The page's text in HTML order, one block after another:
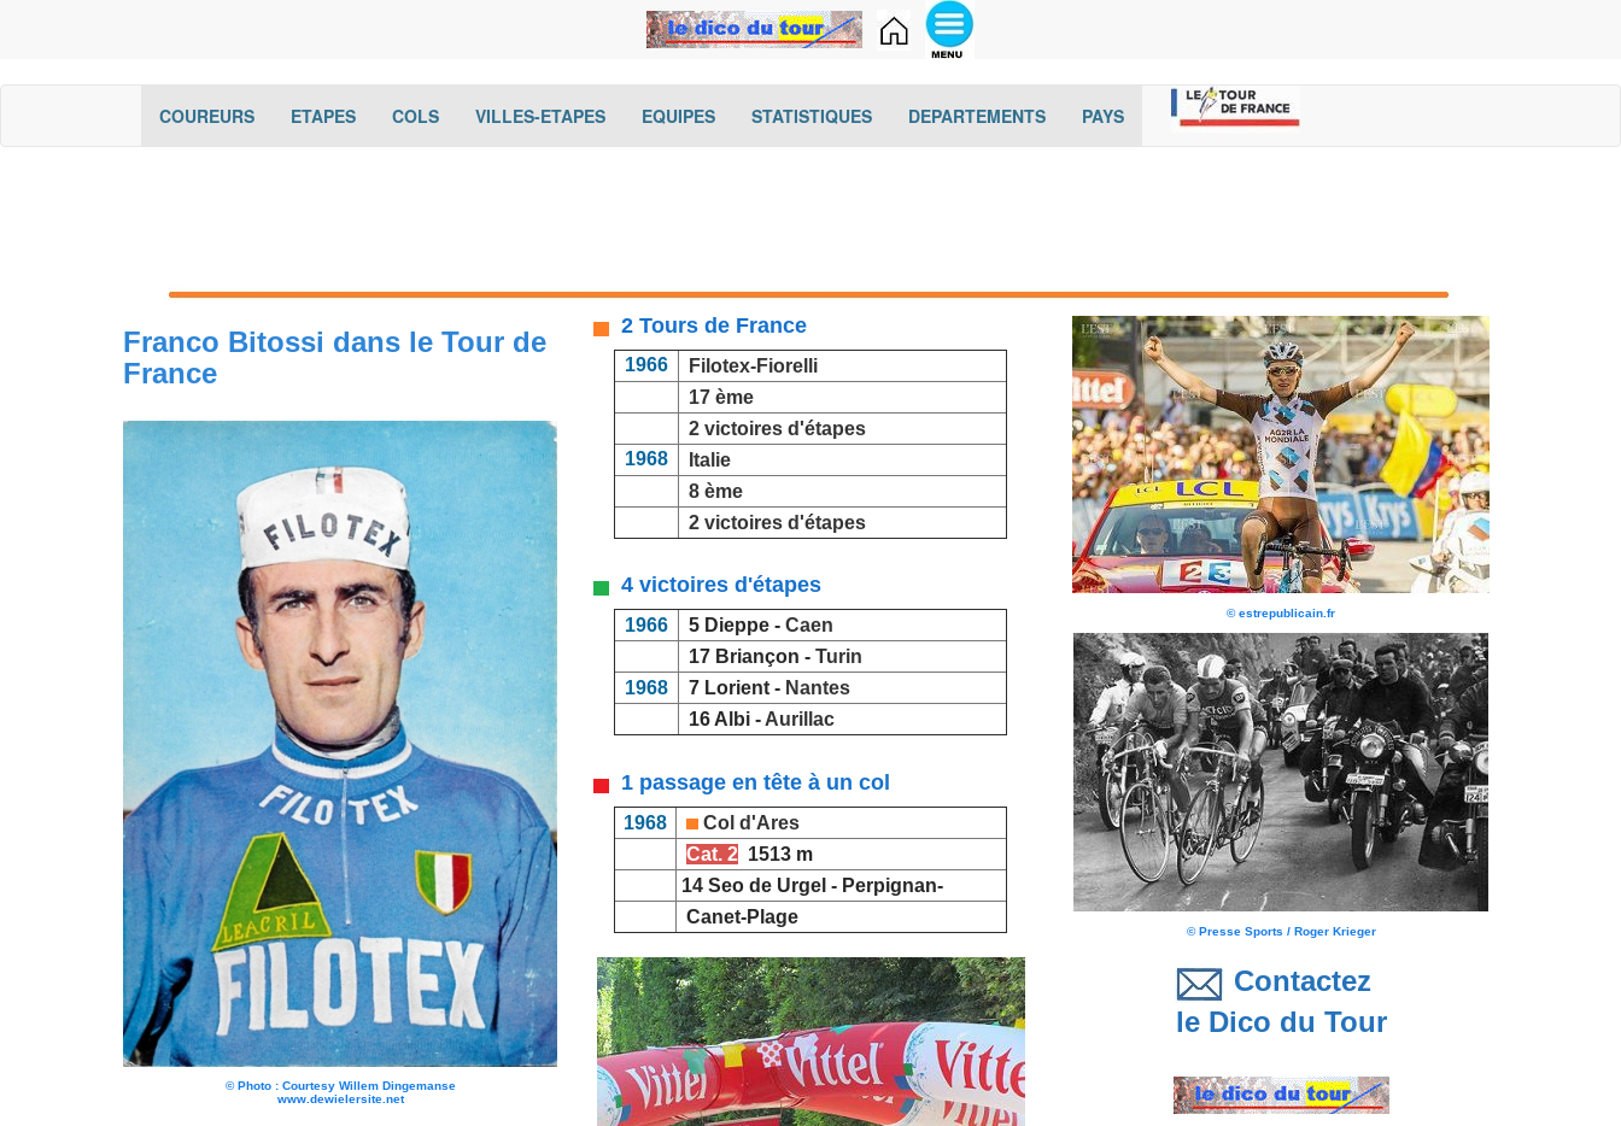
COUREURS(current)ETAPES(current)
COLS(current)VILLES-ETAPES(current)EQUIPES(current)STATISTIQUES(current)DEPARTEMENTS(current)
PAYS(cur
Franco Bitossi dans le Tour de
France
© Photo : Courtesy Willem Dingemanse
www.dewielersite.net
2 Tours de France
1966
Filotex-Fiorelli
17 ème
2 victoires d'étapes
1968
Italie
8 ème
2 victoires d'étapes
4 victoires d'étapes
1966 5 Dieppe - Caen
17 Briançon - Turin
1968
7 Lorient - Nantes
16 Albi - Aurillac
1 passage en tête à un col
1968
Col d'Ares
Cat. 2 1513 m
14 Seo de Urgel - Perpignan-
Canet-Plage
© estrepublicain.fr
© Presse Sports / Roger Krieger
Contactez
le Dico du Tour